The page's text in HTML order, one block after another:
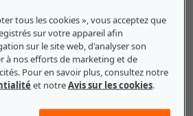
n'a pas besoin qu'on lui
Cela ne signifie pas qu'il
l'amélioration ou la formation
tacites font référence aux
d'une personne.
tous les cookies », vous acceptez que
sur votre appareil afin
sur le site web, d'analyser son
à nos efforts de marketing et de
Pour en savoir plus, consultez notre
et notreAvis sur les cookies.